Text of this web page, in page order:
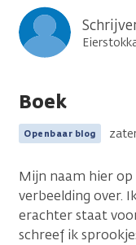
Kanker.nl
Boek
Openbaar blog
Mijn naam hier op
verbeelding over.
erachter staat
schreef ik